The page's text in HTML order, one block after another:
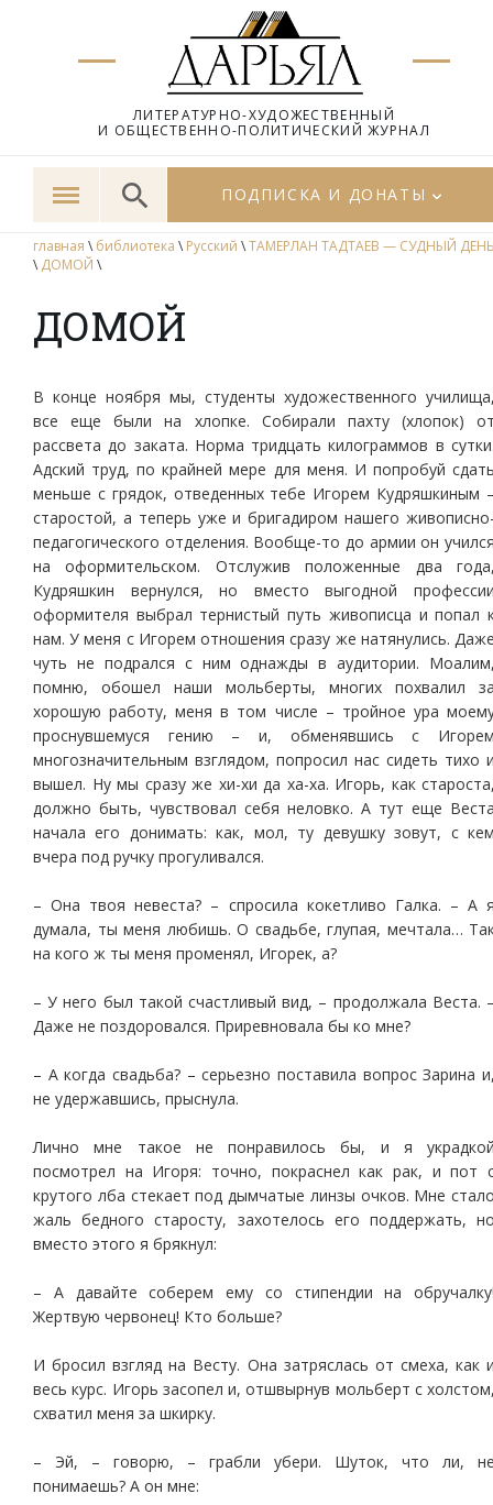
ЛИТЕРАТУРНО-ХУДОЖЕСТВЕННЫЙ
И ОБЩЕСТВЕННО-ПОЛИТИЧЕСКИЙ ЖУРНАЛ
ПОДПИСКА И ДОНАТЫ
главная \ библиотека \ Русский \ТАМЕРЛАН ТАДТАЕВ — СУДНЫЙ
\ ДОМОЙ \
ДОМОЙ
В конце ноября мы, студенты художественного
все еще были на хлопке. Собирали пахту (хлопок)
рассвета до заката. Норма тридцать килограммов в
Адский труд, по крайней мере для меня. И попробуй
меньше с грядок, отведенных тебе Игорем Кудряшкиным
старостой, а теперь уже и бригадиром нашего
педагогического отделения. Вообще-то до армии он
на оформительском. Отслужив положенные два
Кудряшкин вернулся, но вместо выгодной
оформителя выбрал тернистый путь живописца и попал
нам. У меня с Игорем отношения сразу же натянулись.
чуть не подрался с ним однажды в аудитории.
помню, обошел наши мольберты, многих похвалил
хорошую работу, меня в том числе – тройное ура
проснувшемуся гению – и, обменявшись с
многозначительным взглядом, попросил нас сидеть тихо
вышел. Ну мы сразу же хи-хи да ха-ха. Игорь, как
должно быть, чувствовал себя неловко. А тут еще
начала его донимать: как, мол, ту девушку зовут, с
вчера под ручку прогуливался.
– Она твоя невеста? – спросила кокетливо Галка. – А
думала, ты меня любишь. О свадьбе, глупая, мечтала…
на кого ж ты меня променял, Игорек, а?
– У него был такой счастливый вид, – продолжала Веста.
Даже не поздоровался. Приревновала бы ко мне?
– А когда свадьба? – серьезно поставила вопрос Зарина
не удержавшись, прыснула.
Лично мне такое не понравилось бы, и я
посмотрел на Игоря: точно, покраснел как рак, и пот
крутого лба стекает под дымчатые линзы очков. Мне
жаль бедного старосту, захотелось его поддержать,
вместо этого я брякнул:
– А давайте соберем ему со стипендии на
Жертвую червонец! Кто больше?
И бросил взгляд на Весту. Она затряслась от смеха, как
весь курс. Игорь засопел и, отшвырнув мольберт с
схватил меня за шкирку.
– Эй, – говорю, – грабли убери. Шуток, что ли,
понимаешь? А он мне: